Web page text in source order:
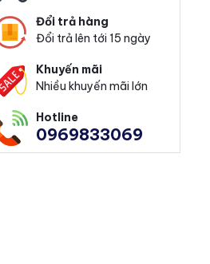
Đổi trả hàng
Đổi trả lên tới 15 ngày
Khuyến mãi
Nhiều khuyến mãi lớn
Hotline
0969833069